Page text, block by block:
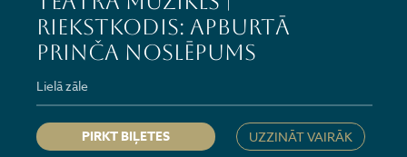
Riekstkodis: Apburtā
prinča noslēpums
Lielā zāle
PIRKT BIĻETES UZZINĀT VAIRĀK